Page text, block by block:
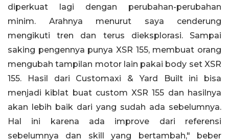
diperkuat lagi dengan perubahan-perubahan
minim. Arahnya menurut saya cenderung
mengikuti tren dan terus dieksplorasi. Sampai
saking pengennya punya XSR 155, membuat orang
mengubah tampilan motor lain pakai body set XSR
155. Hasil dari Customaxi & Yard Built ini bisa
menjadi kiblat buat custom XSR 155 dan hasilnya
akan lebih baik dari yang sudah ada sebelumnya.
Hal ini karena ada improve dari referensi
sebelumnya dan skill yang bertambah," beber